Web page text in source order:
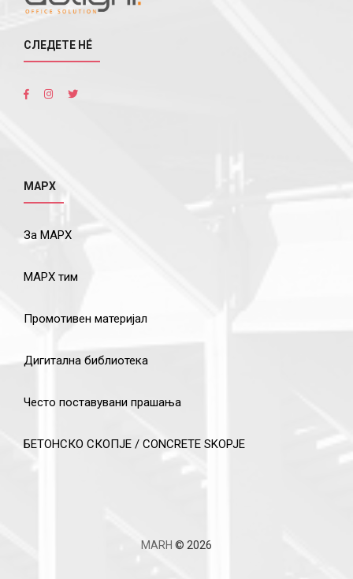
СЛЕДЕТЕ НÉ
МАРХ
За МАРХ
МАРХ тим
Промотивен материјал
Дигитална библиотека
Често поставувани прашања
БЕТОНСКО СКОПЈЕ / CONCRETE SKOPJE
MARH © 2026